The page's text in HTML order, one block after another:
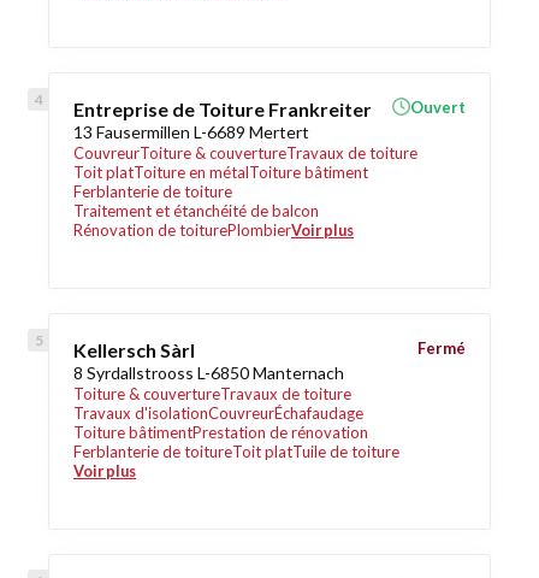
Entreprise de Toiture Frankreiter
13 Fausermillen L-6689 Mertert
CouvreurToiture & couvertureTravaux de toiture
Toit platToiture en métalToiture bâtiment
Ferblanterie de toiture
Traitement et étanchéité de balcon
Rénovation de toiturePlombierVoir plus
Ouvert
Kellersch Sàrl
8 Syrdallstrooss L-6850 Manternach
Toiture & couvertureTravaux de toiture
Travaux d'isolationCouvreurÉchafaudage
Toiture bâtimentPrestation de rénovation
Ferblanterie de toitureToit platTuile de toiture
Voir plus
Fermé